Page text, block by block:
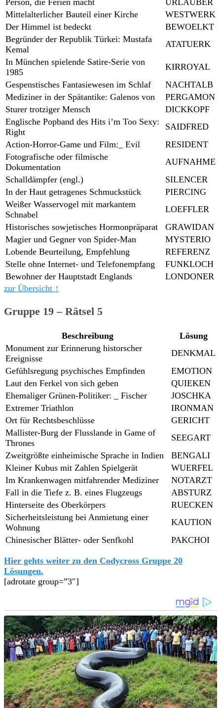
Mittelalterlicher Bauteil einer Kirche
WESTWERK
Der Himmel ist bedeckt
BEWOELKT
Begründer der Republik Türkei: Mustafa
Kemal
ATATUERK
In München spielende Satire-Serie von
1985
KIRROYAL
Gespenstisches Fantasiewesen im Schlaf
NACHTALB
Mediziner in der Spätantike: Galenos von
PERGAMON
Sturer trotziger Mensch
DICKKOPF
Englische Popband des Hits i’m Too Sexy:
Right
SAIDFRED
Action-Horror-Game und Film:_ Evil
RESIDENT
Fotografische oder filmische
Dokumentation
AUFNAHME
Schalldämpfer (engl.)
SILENCER
In der Haut getragenes Schmuckstück
PIERCING
Weißer Wasservogel mit markantem
Schnabel
LOEFFLER
Historisches sowjetisches Hormonpräparat
GRAWIDAN
Magier und Gegner von Spider-Man
MYSTERIO
Lobende Beurteilung, Empfehlung
REFERENZ
Stelle ohne Internet- und Telefonempfang
FUNKLOCH
Bewohner der Hauptstadt Englands
LONDONER
zur Übersicht ↑
Gruppe 19 – Rätsel 5
Beschreibung
Lösung
Monument zur Erinnerung historscher
Ereignisse
DENKMAL
Gefühlsregung psychisches Empfinden
EMOTION
Laut den Ferkel von sich geben
QUIEKEN
Ehemaliger Grünen-Politiker: _ Fischer
JOSCHKA
Extremer Triathlon
IRONMAN
Ort für Rechtsbeschlüsse
GERICHT
Mallister-Burg der Flusslande in Game of
Thrones
SEEGART
Zweitgrößte einheimische Sprache in Indien
BENGALI
Kleiner Kubus mit Zahlen Spielgerät
WUERFEL
Im Krankenwagen mitfahrender Mediziner
NOTARZT
Fall in die Tiefe z. B. eines Flugzeugs
ABSTURZ
Hinterseite des Oberkörpers
RUECKEN
Sicherheitsleistung bei Anmietung einer
Wohnung
KAUTION
Chinesischer Blätter- oder Senfkohl
PAKCHOI
Hier gehts weiter zu den Codycross Gruppe 20
Lösungen.
[adrotate group=”3″]